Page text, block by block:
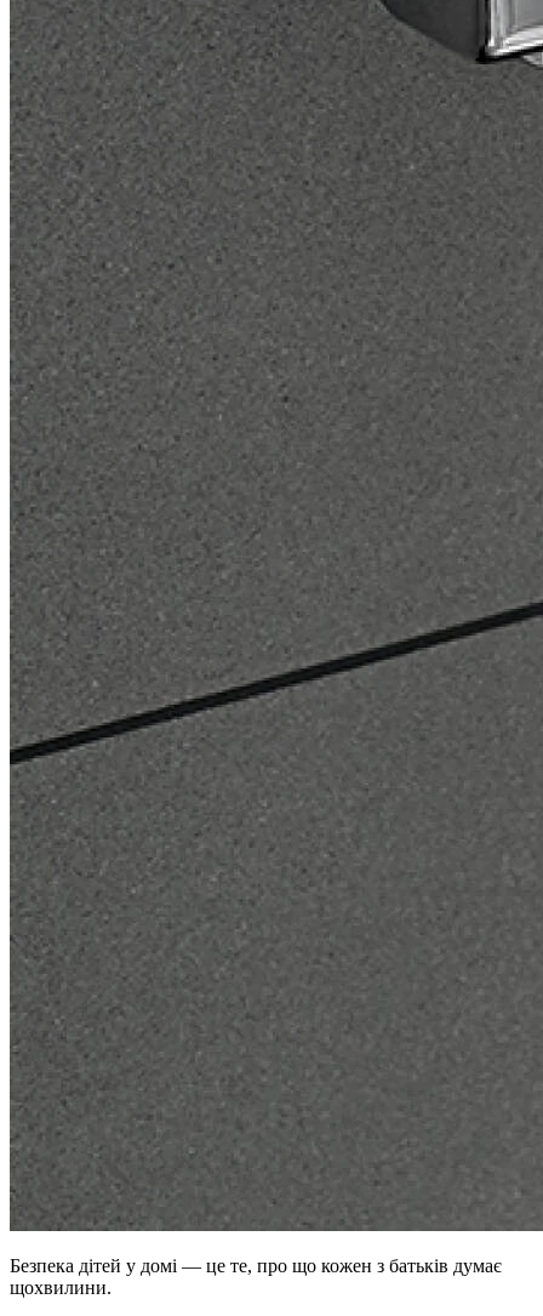
Безпека дітей у домі — це те, про що кожен з батьків думає
щохвилини.